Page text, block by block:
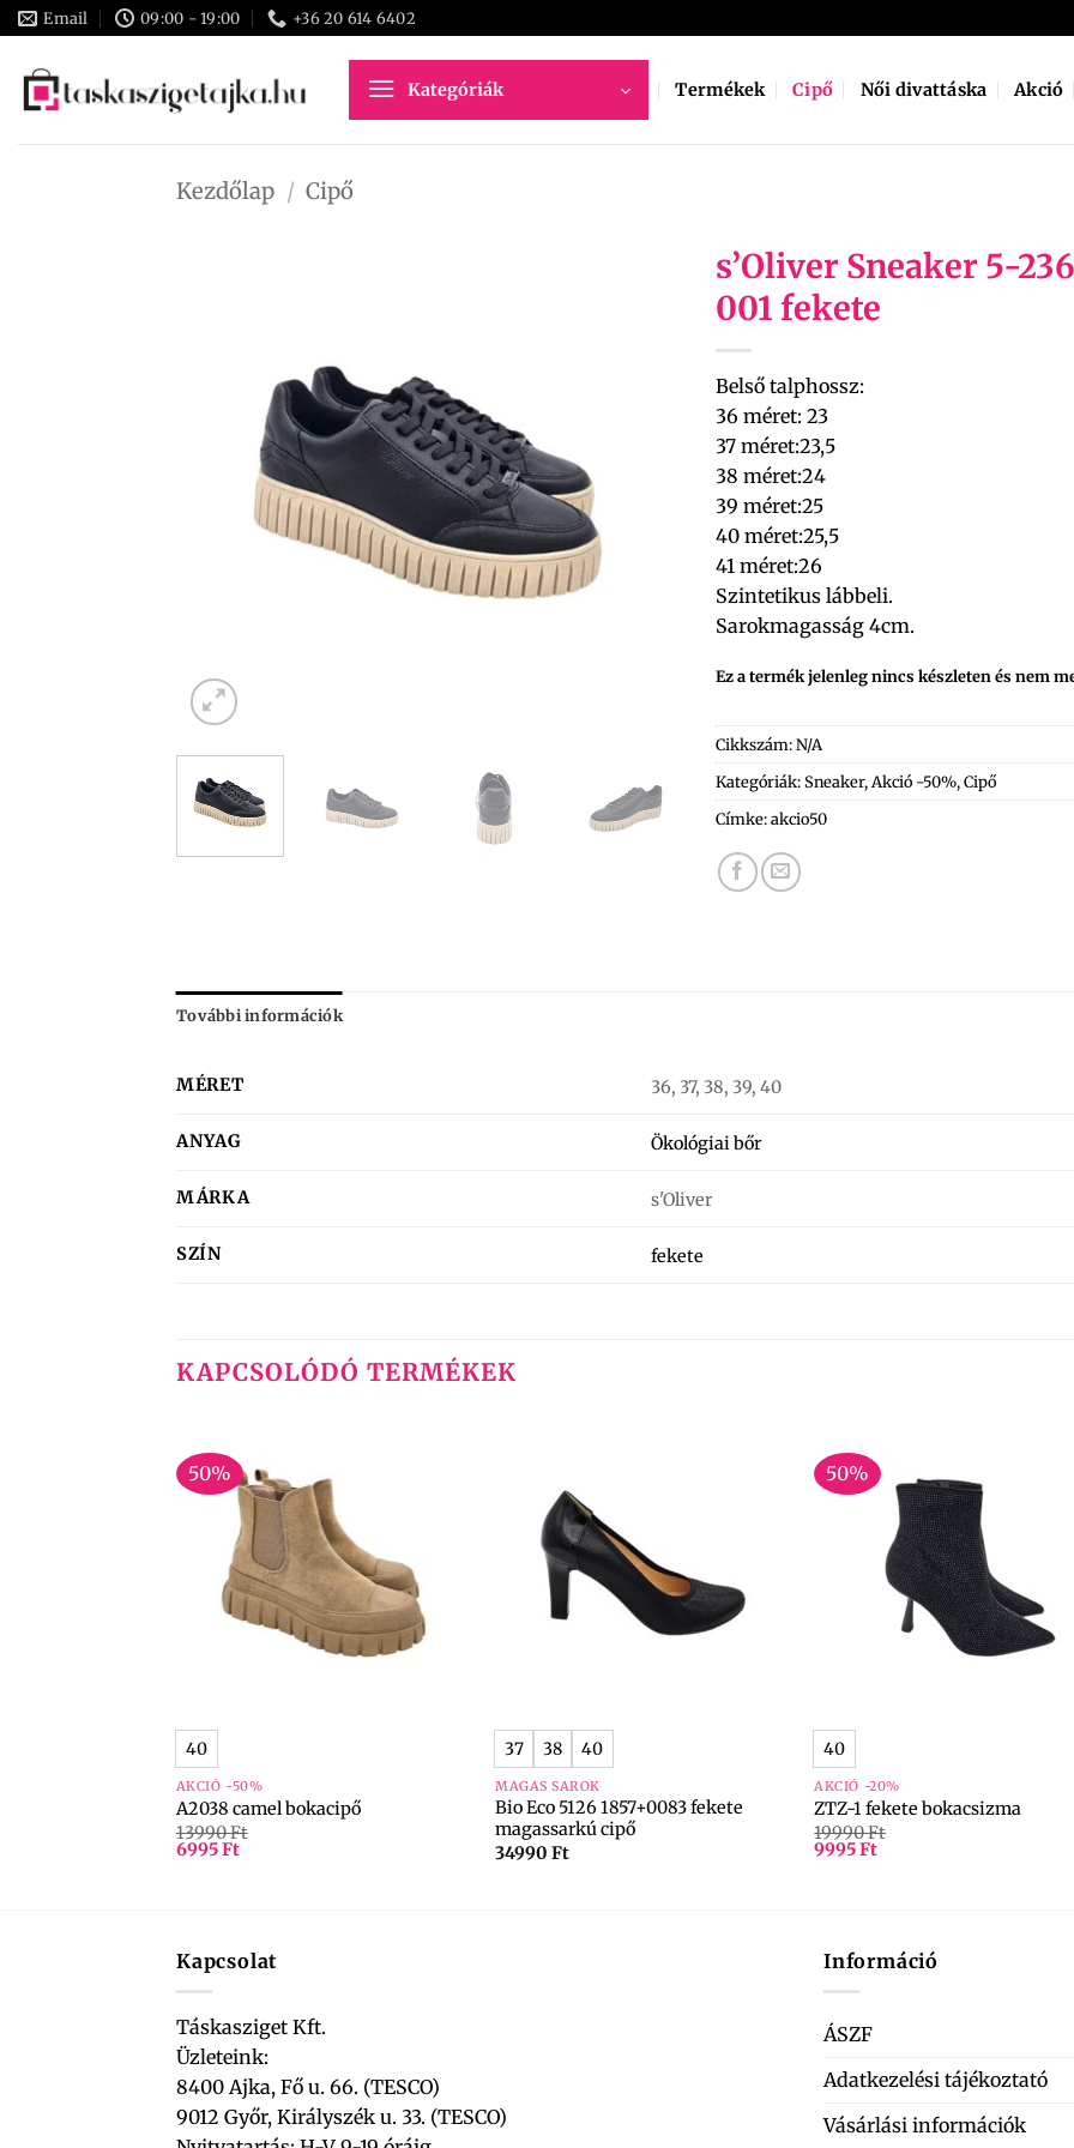
Skip
to
content
Email 09:00 - 19:00 +36 20 614 6402
Kategóriák Termékek Cipő Női divattáska Akció
Kezdőlap / Cipő
s’Oliver Sneaker 5-
001 fekete
Belső talphossz:
36 méret: 23
37 méret:23,5
38 méret:24
39 méret:25
40 méret:25,5
41 méret:26
Szintetikus lábbeli.
Sarokmagasság 4cm.
Ez a termék jelenleg nincs készleten és nem
Cikkszám:N/A
Kategóriák:Sneaker,Akció -50%,Cipő
Címke:akcio50
További információk
MÉRET 36, 37, 38, 39, 40
ANYAG Ökológiai bőr
MÁRKA s'Oliver
SZÍN fekete
KAPCSOLÓDÓ TERMÉKEK
50%
40
AKCIÓ -50%
A2038 camel bokacipő
13990Ft
6995Ft
37 38 40
MAGAS SAROK
Bio Eco 5126 1857+0083 fekete
magassarkú cipő
34990Ft
50%
40
AKCIÓ -20%
ZTZ-1 fekete bokacsizma
19990Ft
9995Ft
Kapcsolat
Táskasziget Kft.
Üzleteink:
8400 Ajka, Fő u. 66. (TESCO)
9012 Győr, Királyszék u. 33. (TESCO)
Információ
ÁSZF
Adatkezelési tájékoztató
Vásárlási információk